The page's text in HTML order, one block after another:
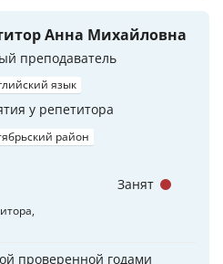
Анна Михайловна
преподаватель
язык
у репетитора
район
проверенной годами
Занят